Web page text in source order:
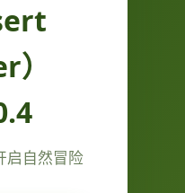
启自然冒险